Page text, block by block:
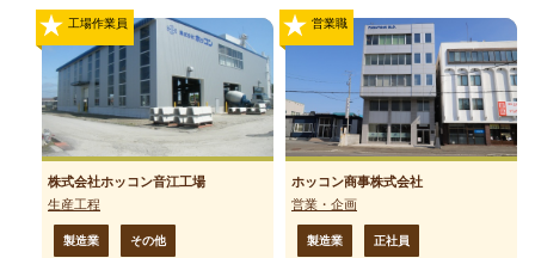
工場作業員
株式会社ホッコン音江工場
生産工程
製造業 その他
営業職
ホッコン商事株式会社
営業・企画
製造業 正社員